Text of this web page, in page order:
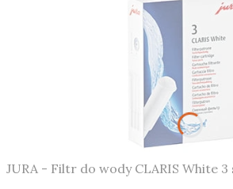
JURA - Filtr do wody CLARIS White 3